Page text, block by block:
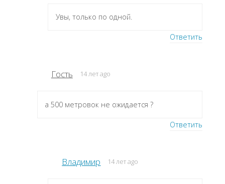
Увы, только по одной.
Ответить
Гость 14 лет ago
а 500 метровок не ожидается ?
Ответить
Владимир 14 лет ago